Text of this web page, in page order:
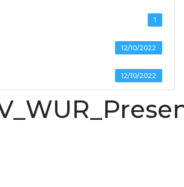
1
12/10/2022
12/10/2022